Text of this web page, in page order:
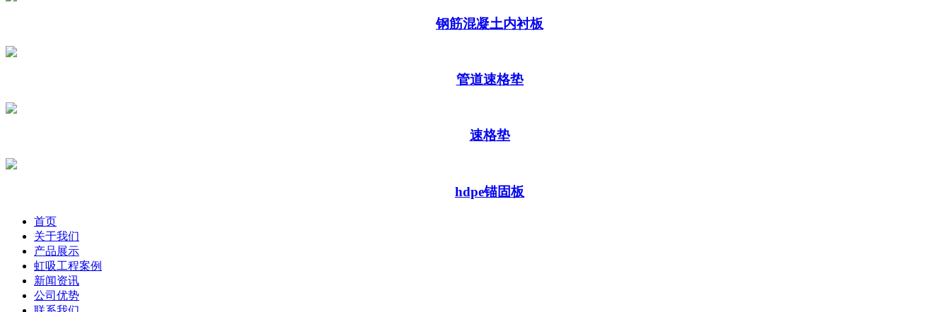
钢筋混凝土内衬板
管道速格垫
速格垫
hdpe锚固板
首页
关于我们
产品展示
虹吸工程案例
新闻资讯
公司优势